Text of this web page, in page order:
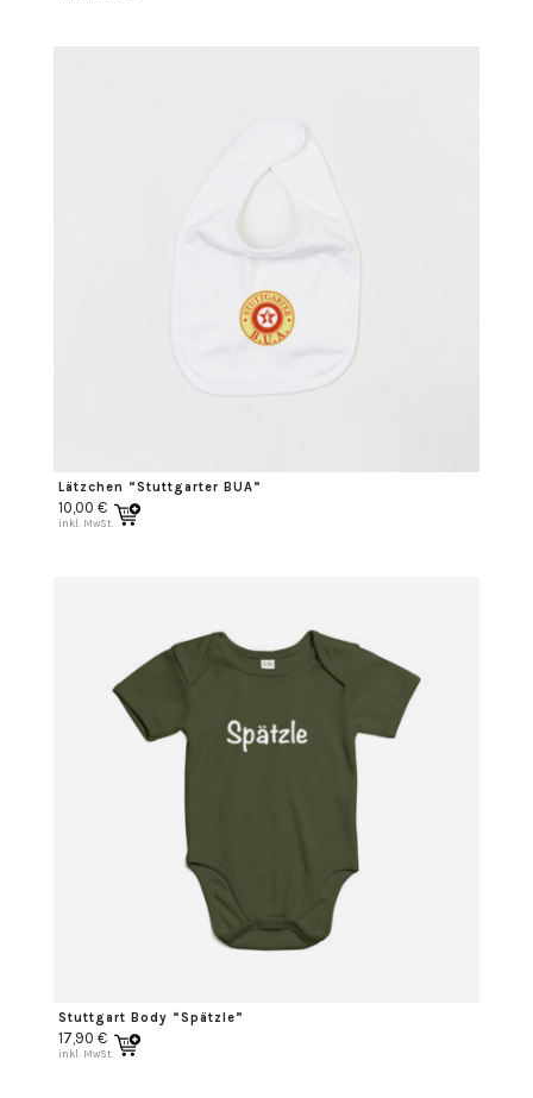
Lätzchen “Stuttgarter BUA”
10,00 €
inkl. MwSt.
Stuttgart Body “Spätzle”
17,90 €
inkl. MwSt.